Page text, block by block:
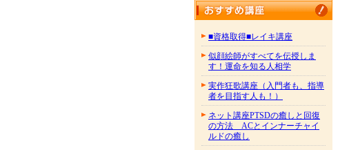
■資格取得■レイキ講座
似顔絵師がすべてを伝授しま
す！運命を知る人相学
実作狂歌講座（入門者も、指導
者を目指す人も！）
ネット講座PTSDの癒しと回復
の方法 ACとインナーチャイ
ルドの癒し